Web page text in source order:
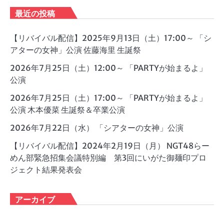
最近の投稿
【リバイバル配信】2025年9月13日（土）17:00～ 「シ
アターの女神」公演 佐藤海里 生誕祭
2026年7月25日（土）12:00～ 「PARTYが始まるよ」
公演
2026年7月25日（土）17:00～ 「PARTYが始まるよ」
公演 木本優菜 生誕祭＆卒業公演
2026年7月22日（水） 「シアターの女神」公演
【リバイバル配信】2024年2月19日（月） NGT48らー
めん部緊急招集会議特別編 第3回にいがた御麺印プロ
ジェクト結果発表会
アーカイブ